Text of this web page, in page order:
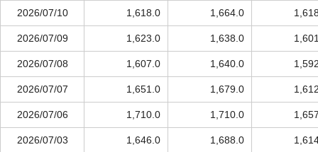
2026/07/10 1,618.0 1,664.0
2026/07/09 1,623.0 1,638.0
2026/07/08 1,607.0 1,640.0
2026/07/07 1,651.0 1,679.0
2026/07/06 1,710.0 1,710.0
2026/07/03 1,646.0 1,688.0